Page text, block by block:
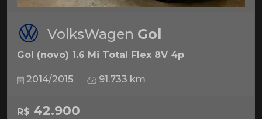
VolksWagen Gol
Gol (novo) 1.6 Mi Total Flex 8V 4p
2014/2015 91.733 km
R$ 42.900